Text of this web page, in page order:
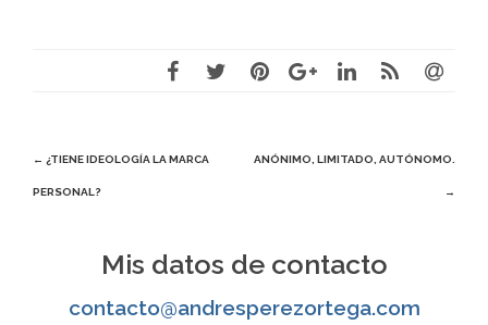
Navegación
de
← ¿TIENE IDEOLOGÍA LA MARCA
PERSONAL?
ANÓNIMO, LIMITADO, AUTÓNOMO.
→
Mis datos de contacto
contacto@andresperezortega.com